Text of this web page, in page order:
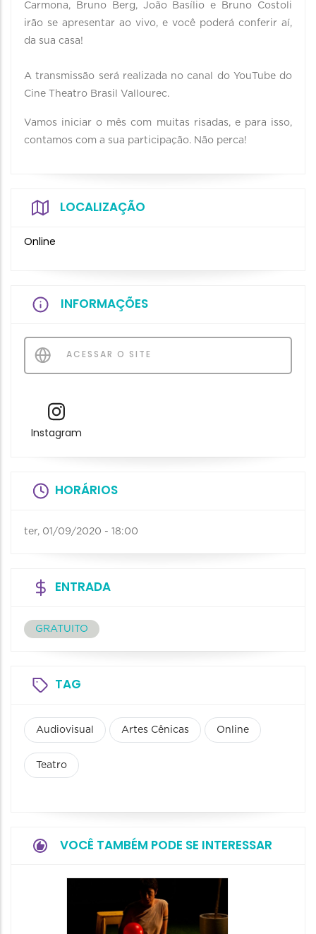
Carmona, Bruno Berg, João Basílio e Bruno Costoli
irão se apresentar ao vivo, e você poderá conferir aí,
da sua casa!⠀
A transmissão será realizada no canal do YouTube do
Cine Theatro Brasil Vallourec.
Vamos iniciar o mês com muitas risadas, e para isso,
contamos com a sua participação. Não perca!
LOCALIZAÇÃO
Online
INFORMAÇÕES
ACESSAR O SITE
Instagram
HORÁRIOS
ter, 01/09/2020 - 18:00
ENTRADA
GRATUITO
TAG
Audiovisual Artes Cênicas Online
Teatro
VOCÊ TAMBÉM PODE SE INTERESSAR